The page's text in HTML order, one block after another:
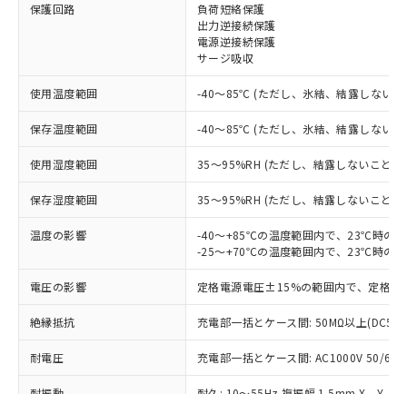
保護回路
負荷短絡保護
出力逆接続保護
電源逆接続保護
サージ吸収
使用温度範囲 -40～85℃ (ただし、氷結、結露しないこ
保存温度範囲 -40～85℃ (ただし、氷結、結露しないこ
使用湿度範囲 35～95%RH (ただし、結露しないこと)
保存湿度範囲 35～95%RH (ただし、結露しないこと)
温度の影響
-40～+85℃の温度範囲内で、23℃時の
-25～+70℃の温度範囲内で、23℃時の
電圧の影響 定格電源電圧±15%の範囲内で、定格
絶縁抵抗 充電部一括とケース間: 50MΩ以上
耐電圧 充電部一括とケース間: AC1000V 50/
ご利用条件
以下の条件をお読みいただき、同意のうえ
ご利用ください。
本サービスは、当社制御機器事業取扱
商品の当社在庫状況および標準価格
(税抜)を提供させていただくもので
当社制御機器事業取扱商品の中には、
本サービスの対象外となる商品もある
ことをご了承ください。
在庫状況および標準価格照会結果は、
記載している更新日時点での社内デー
※1 対応状況
対応済み：EU RoHS指令（10物質）の
非含有に対応した製品が提供可能な商品で
す。
対応予定：EU RoHS指令（10物質）の非含
有に対応した製品に切り替える予定のある
対応予定なし：EU RoHS指令（10物質）の
非含有に非対応の商品で、対応品を出す予
定はありません。
調査・確認中：EU RoHS指令（10物質）の
非含有の対応状況を調査中または確認中の
非該当品：ライセンス料など無形物で、有
仕入先様の事情により、非含有部品として
いたものが、含有品と判明した場合などや
むを得ず変更することがあります。
※1 中国RoHS○×表
「○」：最大均質材料含有率が中国RoHSの
基準値以下であることを示します。
「×」：最大均質材料含有率が中国RoHSの
「－」：未確認です。当社販売部門へお問
い合わせください。
当社は、これら貴社製品のうち、外国
為替および外国貿易法に定める商品
（以下｢規制貨物等」という）を輸出